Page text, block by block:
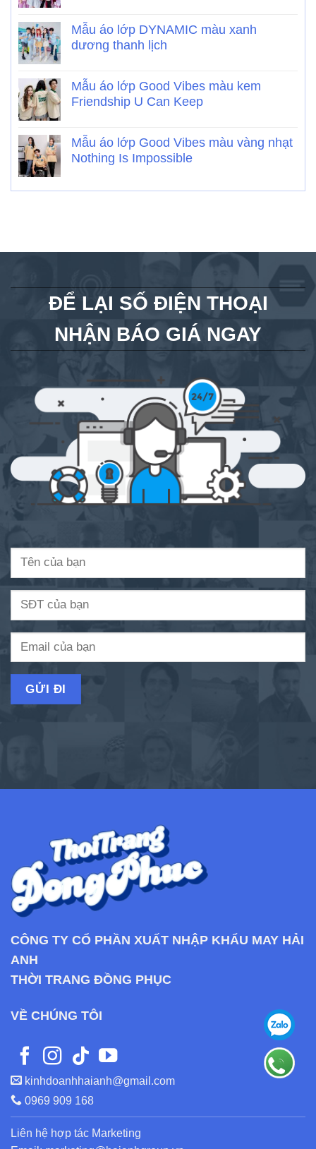
Mẫu áo lớp DYNAMIC màu xanh
dương thanh lịch
Mẫu áo lớp Good Vibes màu kem
Friendship U Can Keep
Mẫu áo lớp Good Vibes màu vàng nhạt
Nothing Is Impossible
ĐỂ LẠI SỐ ĐIỆN THOẠI
NHẬN BÁO GIÁ NGAY
CÔNG TY CỔ PHẦN XUẤT NHẬP KHẨU MAY HẢI
ANH
THỜI TRANG ĐỒNG PHỤC
VỀ CHÚNG TÔI
kinhdoanhhaianh@gmail.com
0969 909 168
Liên hệ hợp tác Marketing